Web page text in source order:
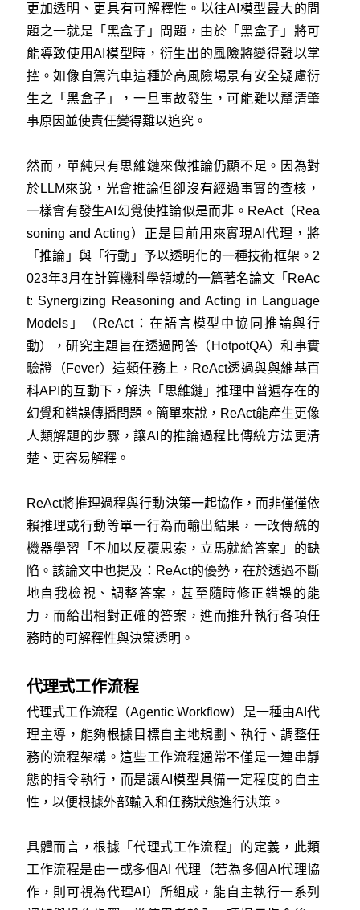
更加透明、更具有可解釋性。以往AI模型最大的問
題之一就是「黑盒子」問題，由於「黑盒子」將可
能導致使用AI模型時，衍生出的風險將變得難以掌
控。如像自駕汽車這種於高風險場景有安全疑慮衍
生之「黑盒子」，一旦事故發生，可能難以釐清肇
事原因並使責任變得難以追究。
然而，單純只有思維鏈來做推論仍顯不足。因為對
於LLM來說，光會推論但卻沒有經過事實的查核，
一樣會有發生AI幻覺使推論似是而非。ReAct（Rea
soning and Acting）正是目前用來實現AI代理，將
「推論」與「行動」予以透明化的一種技術框架。2
023年3月在計算機科學領域的一篇著名論文「ReAc
t: Synergizing Reasoning and Acting in Language
Models」（ReAct：在語言模型中協同推論與行
動），研究主題旨在透過問答（HotpotQA）和事實
驗證（Fever）這類任務上，ReAct透過與與維基百
科API的互動下，解決「思維鏈」推理中普遍存在的
幻覺和錯誤傳播問題。簡單來說，ReAct能產生更像
人類解題的步驟，讓AI的推論過程比傳統方法更清
楚、更容易解釋。
ReAct將推理過程與行動決策一起協作，而非僅僅依
賴推理或行動等單一行為而輸出結果，一改傳統的
機器學習「不加以反覆思索，立馬就給答案」的缺
陷。該論文中也提及：ReAct的優勢，在於透過不斷
地自我檢視、調整答案，甚至隨時修正錯誤的能
力，而給出相對正確的答案，進而推升執行各項任
務時的可解釋性與決策透明。
代理式工作流程
代理式工作流程（Agentic Workflow）是一種由AI代
理主導，能夠根據目標自主地規劃、執行、調整任
務的流程架構。這些工作流程通常不僅是一連串靜
態的指令執行，而是讓AI模型具備一定程度的自主
性，以便根據外部輸入和任務狀態進行決策。
具體而言，根據「代理式工作流程」的定義，此類
工作流程是由一或多個AI 代理（若為多個AI代理協
作，則可視為代理AI）所組成，能自主執行一系列